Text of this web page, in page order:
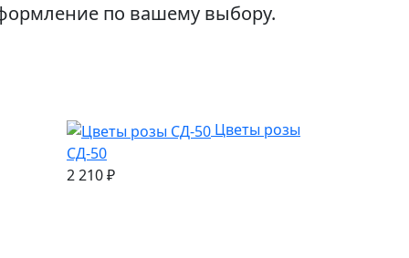
по вашему выбору.
Цветы розы
СД-50
2 210₽